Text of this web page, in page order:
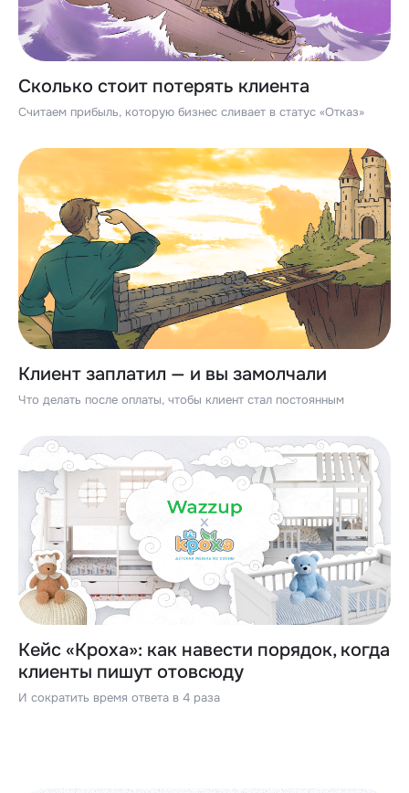
Сколько стоит потерять клиента
Считаем прибыль, которую бизнес сливает в статус «Отказ»
Клиент заплатил — и вы замолчали
Что делать после оплаты, чтобы клиент стал постоянным
Кейс «Кроха»: как навести порядок, когда
клиенты пишут отовсюду
И сократить время ответа в 4 раза